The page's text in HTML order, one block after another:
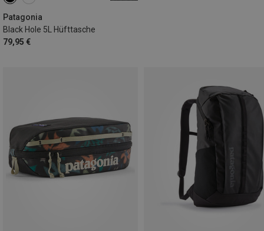
Patagonia
Black Hole 5L Hüfttasche
79,95 €